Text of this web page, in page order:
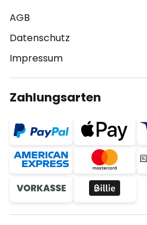
AGB
Datenschutz
Impressum
Zahlungsarten